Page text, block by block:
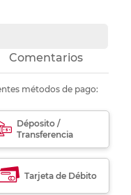
Comentarios
métodos de pago:
Déposito /
Transferencia
Tarjeta de Débito